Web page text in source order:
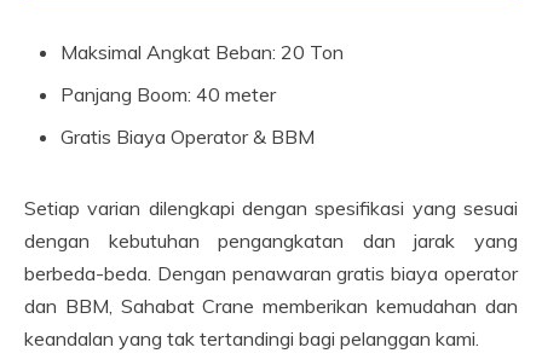
Maksimal Angkat Beban: 20 Ton
Panjang Boom: 40 meter
Gratis Biaya Operator & BBM
Setiap varian dilengkapi dengan spesifikasi yang sesuai
dengan kebutuhan pengangkatan dan jarak yang
berbeda-beda. Dengan penawaran gratis biaya operator
dan BBM, Sahabat Crane memberikan kemudahan dan
keandalan yang tak tertandingi bagi pelanggan kami.